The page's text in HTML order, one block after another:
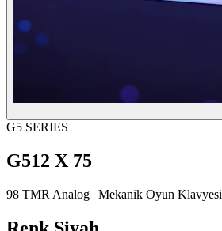
G5 SERIES
G512 X 75
98 TMR Analog | Mekanik Oyun Klavyesi